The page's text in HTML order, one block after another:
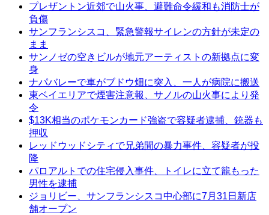
プレザントン近郊で山火事、避難命令緩和も消防士が
負傷
サンフランシスコ、緊急警報サイレンの方針が未定の
まま
サンノゼの空きビルが地元アーティストの新拠点に変
身
ナパバレーで車がブドウ畑に突入、一人が病院に搬送
東ベイエリアで煙害注意報、サノルの山火事により発
令
$13K相当のポケモンカード強盗で容疑者逮捕、銃器も
押収
レッドウッドシティで兄弟間の暴力事件、容疑者が投
降
パロアルトでの住宅侵入事件、トイレに立て籠もった
男性を逮捕
ジョリビー、サンフランシスコ中心部に7月31日新店
舗オープン